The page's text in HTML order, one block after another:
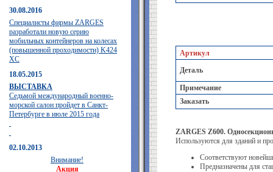
30.08.2016
Специалисты фирмы ZARGES
разработали новую серию
мобильных контейнеров на колесах
(повышенной проходимости) K424
XC
18.05.2015
ВЫСТАВКА
Седьмой международный военно-
морской салон пройдет в Санкт-
Петербурге в июле 2015 года
02.10.2013
Внимание!
Акция
Артикул
Деталь
Примечание
Заказать
ZARGES Z600.
Используются для зданий и
Cоответствуют
Предназначены для